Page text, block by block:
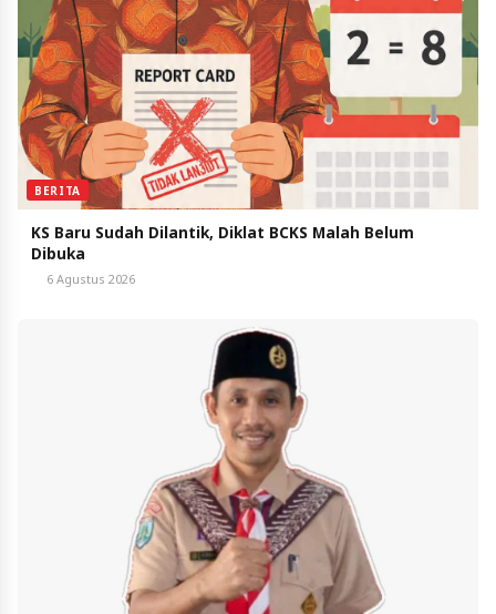
BERITA
KS Baru Sudah Dilantik, Diklat BCKS Malah Belum
Dibuka
6 Agustus 2026